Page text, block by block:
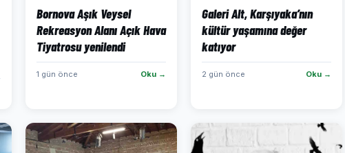
Bornova Aşık Veysel
Rekreasyon Alanı Açık Hava
Tiyatrosu yenilendi
1 gün önce Oku →
Galeri Alt, Karşıyaka’nın
kültür yaşamına değer
katıyor
2 gün önce Oku →